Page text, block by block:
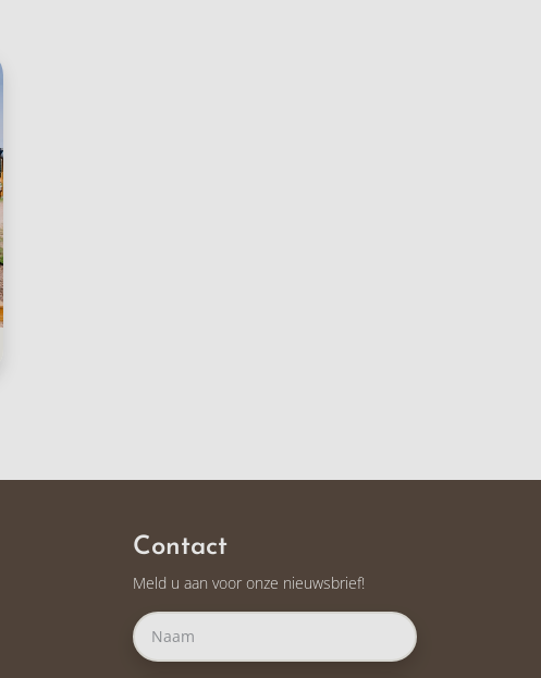
Contact
Meld u aan voor onze nieuwsbrief!